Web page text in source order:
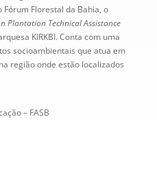
Florestal da Bahia, o
Plantation Technical Assistance
KIRKBI.Conta com uma
socioambientais que atua em
região onde estão localizados
– FASB